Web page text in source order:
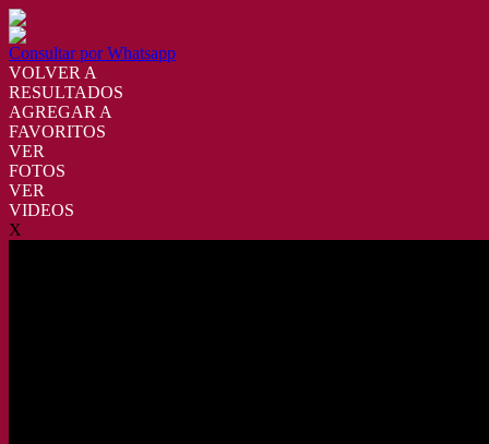
Consultar por Whatsapp
VOLVER A
RESULTADOS
AGREGAR A
FAVORITOS
VER
FOTOS
VER
VIDEOS
X